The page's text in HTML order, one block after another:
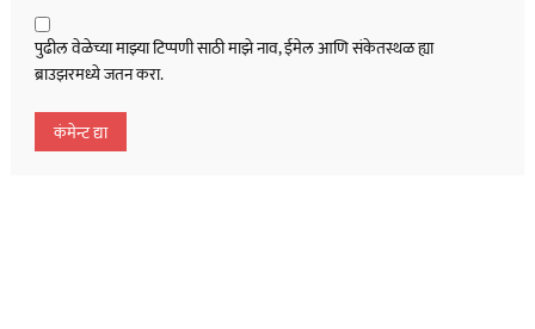
पुढील वेळेच्या माझ्या टिप्पणी साठी माझे नाव, ईमेल आणि संकेतस्थळ ह्या
ब्राउझरमध्ये जतन करा.